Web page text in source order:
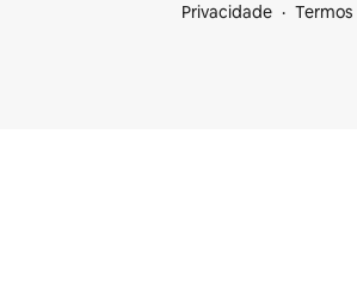
Privacidade
Termos